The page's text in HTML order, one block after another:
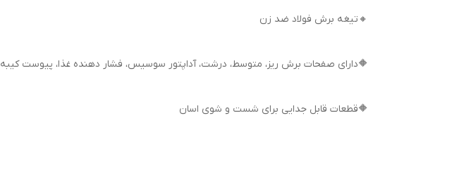
🔸تیغه برش فولاد ضد زن
🔶دارای صفحات برش ریز، متوسط، درشت، آداپتور سوسیس، فشار دهنده غذا، پیوست کیبه
🔶قطعات قابل جدایی برای شست و شوی اسان